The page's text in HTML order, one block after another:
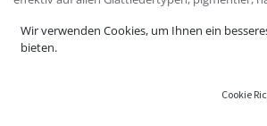
schädigen oder auszutrocknen. Stellt
gegen zukünftige Verschmutzung und UV-
ausbleichen, kein klebriges Gefühl erzeugen,
Wir verwenden Cookies, um Ihnen ein
bieten.
Cookie